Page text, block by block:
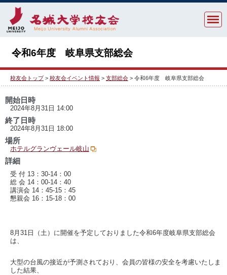
令和6年度 岐阜県支部総会
校友会トップ > 校友会イベント情報 > 支部総会 > 令和6年度 岐阜県支部総会
開始日時
2024年8月31日 14:00
終了日時
2024年8月31日 18:00
場所
ホテルグランヴェール岐山
詳細
受 付 13：30-14：00
総 会 14：00-14：40
講演会 14：45-15：45
懇親会 16：15-18：00
8月31日（土）に開催を予定しておりました令和6年度岐阜県支部総会
は、
大型の台風の接近が予測されており、会員の皆様の安全を考慮いたしま
した結果、